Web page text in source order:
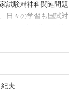
試験精神科関連問題
日々の学習も国試対
ろの病を描いた映
紀夫